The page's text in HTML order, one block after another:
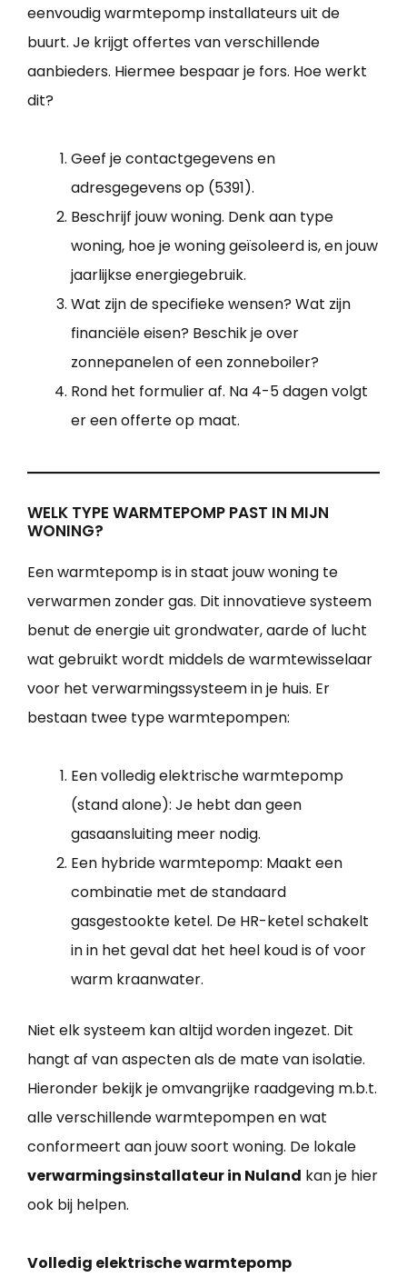
eenvoudig warmtepomp installateurs uit de
buurt. Je krijgt offertes van verschillende
aanbieders. Hiermee bespaar je fors. Hoe werkt
dit?
Geef je contactgegevens en
adresgegevens op (5391).
Beschrijf jouw woning. Denk aan type
woning, hoe je woning geïsoleerd is, en jouw
jaarlijkse energiegebruik.
Wat zijn de specifieke wensen? Wat zijn
financiële eisen? Beschik je over
zonnepanelen of een zonneboiler?
Rond het formulier af. Na 4-5 dagen volgt
er een offerte op maat.
WELK TYPE WARMTEPOMP PAST IN MIJN
WONING?
Een warmtepomp is in staat jouw woning te
verwarmen zonder gas. Dit innovatieve systeem
benut de energie uit grondwater, aarde of lucht
wat gebruikt wordt middels de warmtewisselaar
voor het verwarmingssysteem in je huis. Er
bestaan twee type warmtepompen:
Een volledig elektrische warmtepomp
(stand alone): Je hebt dan geen
gasaansluiting meer nodig.
Een hybride warmtepomp: Maakt een
combinatie met de standaard
gasgestookte ketel. De HR-ketel schakelt
in in het geval dat het heel koud is of voor
warm kraanwater.
Niet elk systeem kan altijd worden ingezet. Dit
hangt af van aspecten als de mate van isolatie.
Hieronder bekijk je omvangrijke raadgeving m.b.t.
alle verschillende warmtepompen en wat
conformeert aan jouw soort woning. De lokale
verwarmingsinstallateur in Nuland kan je hier
ook bij helpen.
Volledig elektrische warmtepomp